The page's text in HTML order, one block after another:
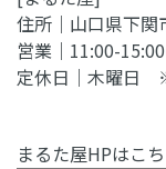
住所｜山口県下
営業｜11:00-
定休日｜木曜日
まるた屋HPはこ